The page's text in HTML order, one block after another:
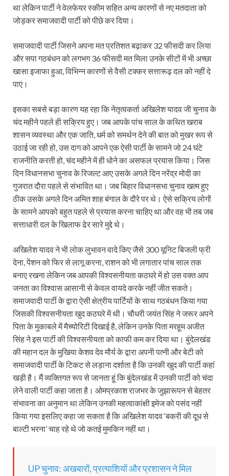
था लेकिन पार्टी ने वेलफेयर स्कीम सहित अन्य कारणों से नए मतदाता को
जोड़कर समाजवादी पार्टी को पीछे कर दिया।
समाजवादी पार्टी जिसने अपना मत प्रतिशत बढ़ाकर 32 फीसदी कर लिया
और सपा गठबंधन को लगभग 36 फीसदी मत मिला उनके सीटों में भी अच्छा
खासा इजाफा हुआ, विभिन्न कारणों से वैसी टक्कर सत्तारूढ़ दल को नहीं दे
पाए।
इसका सबसे बड़ा कारण यह रहा कि नेतृत्वकर्ता अखिलेश यादव जी चुनाव के
चंद महीने पहले ही सक्रिय हुए। जब आपके पांच साल के कथित खराब
शासन व्यवस्था और एक जाति, धर्म को समर्थन देने की बात को मुखर रूप से
उठाई जा रही हो, उस दाग को आपने एक ऐसी पार्टी के सामने जो 24 घंटे
राजनीति करती हो, चंद महीने में ही धोने का असफल प्रयास किया। जिस
दिन विधानसभा चुनाव के रिजल्ट आए उसके अगले दिन नरेंद्र मोदी का
गुजरात दौरा पहले से संभावित था। जब बिहार विधानसभा चुनाव खत्म हुए
ठीक उसके अगले दिन अमित शाह बंगाल के दौरे पर थे। ऐसे सक्रिय लोगों
के सामने आपको बहुत पहले से प्रयास करना चाहिए था और वह भी तब जब
सत्ताधारी दल के खिलाफ ढेर सारे मुद्दे थे।
अखिलेश यादव ने भी लोक लुभावन वादे किए जैसे 300 यूनिट बिजली फ्री
देना, पेंशन को फिर से लागू करना, राशन को भी लगातार पांच साल तक
बनाए रखना लेकिन जब आपकी विश्वसनीयता कठघरे में हो उस वक्त आप
जनता का विश्वास आसानी से केवल वायदे करके नहीं जीत सकते।
समाजवादी पार्टी के द्वारा ऐसी क्षेत्रीय पार्टियों के साथ गठबंधन किया गया
जिसकी विश्वसनीयता खुद कठघरे में थी। चौधरी जयंत सिंह ने जरूर अपने
पिता के मुकाबले में मैच्योरिटी दिखाई है, लेकिन उनके पिता मरहूम अजीत
सिंह ने इस पार्टी की विश्वसनीयता को काफी कम कर दिया था। बुंदेलखंड
की महान दल के मुखिया केशव देव मौर्य के द्वारा अपनी पत्नी और बेटी को
समाजवादी पार्टी के टिकट से लड़ाना दर्शाता है कि उनकी खुद की पार्टी कहां
खड़ी है। मैं व्यक्तिगत रूप से जानता हूं कि बुंदेलखंड में उनकी पार्टी को चंदा
लेने वाली पार्टी कहा जाता है। ओमप्रकाश राजभर के जुझारूपन से बेहतर
संभावना का अनुमान था लेकिन उनकी महत्वाकांक्षी इमेज को पसंद नहीं
किया गया इसलिए कहा जा सकता है कि अखिलेश यादव ‘बकरी की दूध से
बाल्टी भरना’ चाह रहे थे जो कतई मुमकिन नहीं था।
UP चुनाव: अखबारों, प्रत्याशियों और प्रशासन ने मिल